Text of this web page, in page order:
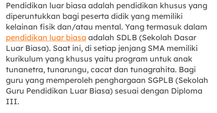
Pendidikan luar biasa adalah pendidikan khusus yang
diperuntukkan bagi peserta didik yang memiliki
kelainan fisik dan/atau mental. Yang termasuk dalam
pendidikan luar biasa adalah SDLB (Sekolah Dasar
Luar Biasa). Saat ini, di setiap jenjang SMA memiliki
kurikulum yang khusus yaitu program untuk anak
tunanetra, tunarungu, cacat dan tunagrahita. Bagi
guru yang memperoleh penghargaan SGPLB (Sekolah
Guru Pendidikan Luar Biasa) sesuai dengan Diploma
III.